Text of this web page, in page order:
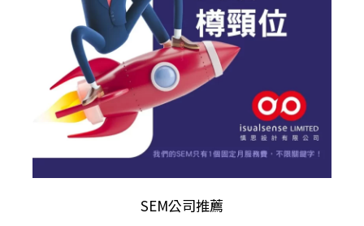
SEM公司推薦